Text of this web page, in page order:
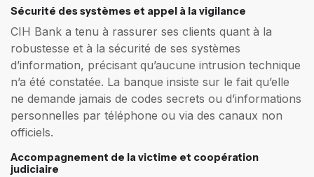
Sécurité des systèmes et appel à la vigilance
CIH Bank a tenu à rassurer ses clients quant à la
robustesse et à la sécurité de ses systèmes
d’information, précisant qu’aucune intrusion technique
n’a été constatée. La banque insiste sur le fait qu’elle
ne demande jamais de codes secrets ou d’informations
personnelles par téléphone ou via des canaux non
officiels.
Accompagnement de la victime et coopération
judiciaire